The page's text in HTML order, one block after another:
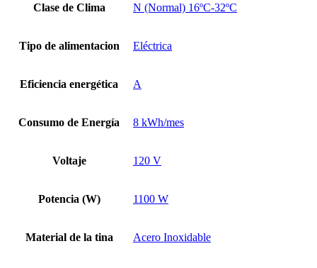
Clase de Clima N (Normal) 16ºC-32ºC
Tipo de alimentacion Eléctrica
Eficiencia energética A
Consumo de Energía 8 kWh/mes
Voltaje 120 V
Potencia (W) 1100 W
Material de la tina Acero Inoxidable